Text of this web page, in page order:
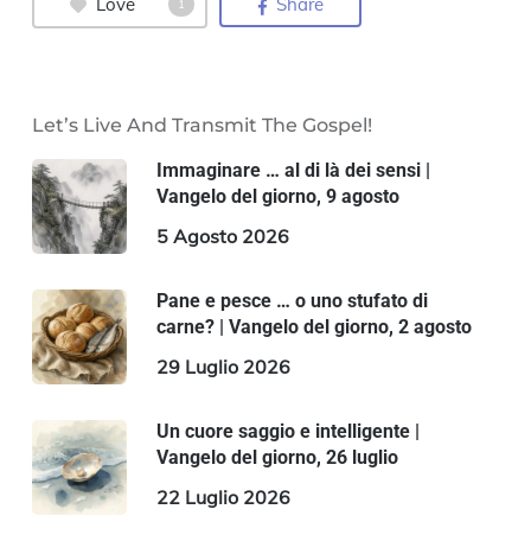
1
Let’s Live And Transmit The Gospel!
Immaginare … al di là dei sensi |
Vangelo del giorno, 9 agosto
5 Agosto 2026
Pane e pesce … o uno stufato di
carne? | Vangelo del giorno, 2 agosto
29 Luglio 2026
Un cuore saggio e intelligente |
Vangelo del giorno, 26 luglio
22 Luglio 2026